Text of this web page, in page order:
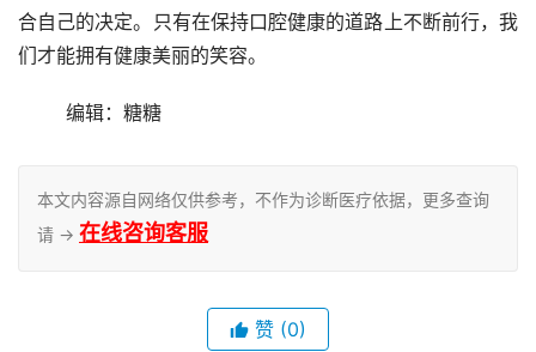
合自己的决定。只有在保持口腔健康的道路上不断前行，我
们才能拥有健康美丽的笑容。
	编辑：糖糖
本文内容源自网络仅供参考，不作为诊断医疗依据，更多查询
请 → 在线咨询客服
赞 (0)